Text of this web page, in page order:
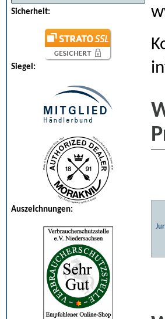
Sicherheit:
Siegel:
Auszeichnungen: